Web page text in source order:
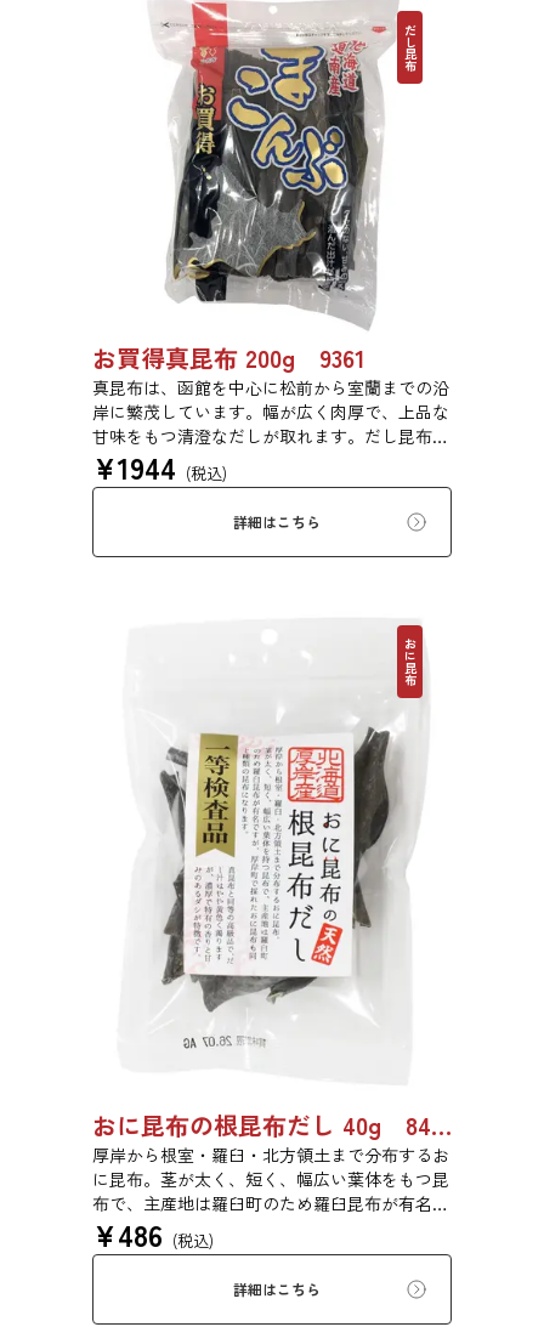
だし昆布
お買得真昆布 200g 9361
真昆布は、函館を中心に松前から室蘭までの沿
岸に繁茂しています。幅が広く肉厚で、上品な
甘味をもつ清澄なだしが取れます。だし昆布、
塩昆布、おぼろ昆布、とろろ昆布、佃煮、バッ
テラなどに用いられます。
¥1944 (税込)
詳細はこちら
おに昆布
おに昆布の根昆布だし 40g 8487
厚岸から根室・羅臼・北方領土まで分布するお
に昆布。茎が太く、短く、幅広い葉体をもつ昆
布で、主産地は羅臼町のため羅臼昆布が有名で
すが、厚岸町で採れたおに昆布も同じ種類の昆
布です。真昆布と同等の高級品で、だし汁はや
や黄色く濁りますが、濃厚で特有の香りと甘味
のあるだしが特徴です。
¥486 (税込)
詳細はこちら